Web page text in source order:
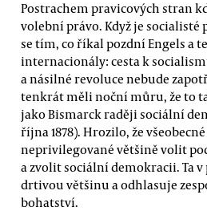
Postrachem pravicových stran
volební právo. Když je
se tím, co říkal pozdní Engels a
internacionály: cesta k
a násilné revoluce nebude
tenkrát měli noční můru, že to
jako Bismarck raději sociální
října 1878). Hrozilo, že
neprivilegované většině volit
a zvolit sociální demokracii. Ta
drtivou většinu a odhlasuje
bohatství.